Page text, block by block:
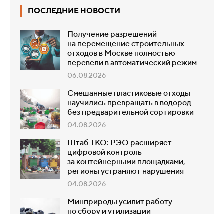
ПОСЛЕДНИЕ НОВОСТИ
Получение разрешений
на перемещение строительных
отходов в Москве полностью
перевели в автоматический режим
06.08.2026
Смешанные пластиковые отходы
научились превращать в водород
без предварительной сортировки
04.08.2026
Штаб ТКО: РЭО расширяет
цифровой контроль
за контейнерными площадками,
регионы устраняют нарушения
04.08.2026
Минприроды усилит работу
по сбору и утилизации